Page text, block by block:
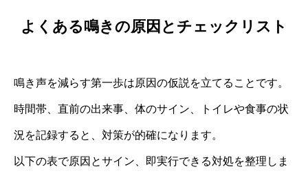
よくある鳴きの原因とチェックリスト
鳴き声を減らす第一歩は原因の仮説を立てることです。
時間帯、直前の出来事、体のサイン、トイレや食事の状
況を記録すると、対策が的確になります。
以下の表で原因とサイン、即実行できる対処を整理しま